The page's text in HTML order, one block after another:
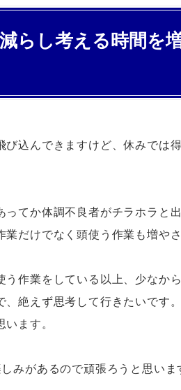
らし考える時間を
び込んできますけど、休みでは
ってか体調不良者がチラホラと
業だけでなく頭使う作業も増や
う作業をしている以上、少なか
、絶えず思考して行きたいです
ます。
みがあるので頑張ろうと思いま